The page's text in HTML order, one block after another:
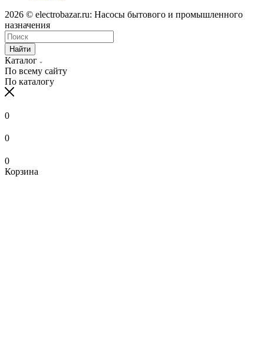
2026 © electrobazar.ru: Насосы бытового и промышленного
назначения
Найти
Каталог
По всему сайту
По каталогу
0
0
0
Корзина